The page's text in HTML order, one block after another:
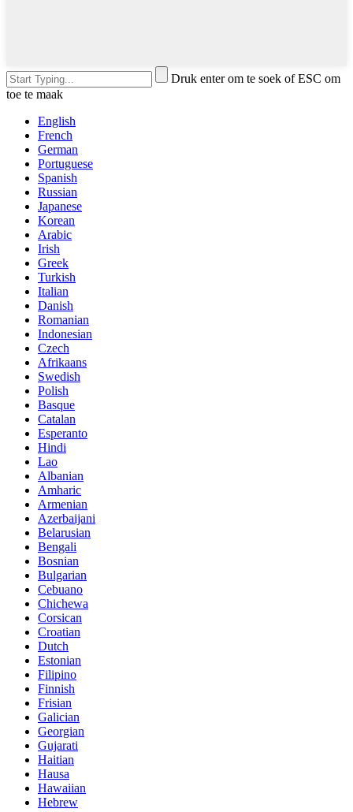
Druk enter om te soek of ESC om
toe te maak
English
French
German
Portuguese
Spanish
Russian
Japanese
Korean
Arabic
Irish
Greek
Turkish
Italian
Danish
Romanian
Indonesian
Czech
Afrikaans
Swedish
Polish
Basque
Catalan
Esperanto
Hindi
Lao
Albanian
Amharic
Armenian
Azerbaijani
Belarusian
Bengali
Bosnian
Bulgarian
Cebuano
Chichewa
Corsican
Croatian
Dutch
Estonian
Filipino
Finnish
Frisian
Galician
Georgian
Gujarati
Haitian
Hausa
Hawaiian
Hebrew